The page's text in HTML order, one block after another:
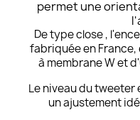
permet une
De type close ,
fabriquée en
à membrane W et
Le niveau du
un ajustement